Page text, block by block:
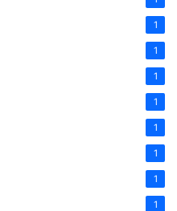
1
1
1
1
1
1
1
1